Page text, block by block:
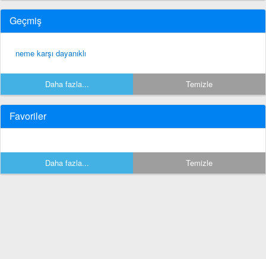
Geçmiş
neme karşı dayanıklı
Daha fazla... Temizle
Favoriler
Daha fazla... Temizle